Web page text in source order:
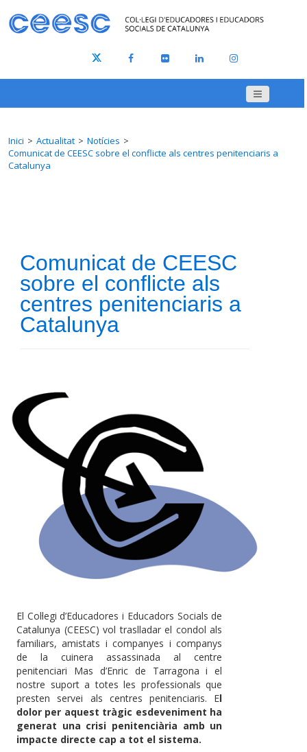
Inici Actualitat
Notícies
Comunicat de CEESC sobre el conflicte als centres penitenciaris a
Catalunya
Comunicat de CEESC
sobre el conflicte als
centres penitenciaris a
Catalunya
El Col·legi d’Educadores i Educadors Socials de
Catalunya (CEESC) vol traslladar el condol als
familiars, amistats i companyes i companys
de la cuinera assassinada al centre
penitenciari Mas d’Enric de Tarragona i el
nostre suport a totes les professionals que
presten servei als centres penitenciaris. El
dolor per aquest tràgic esdeveniment ha
generat una crisi penitenciària amb un
impacte directe cap a tot el sistema.